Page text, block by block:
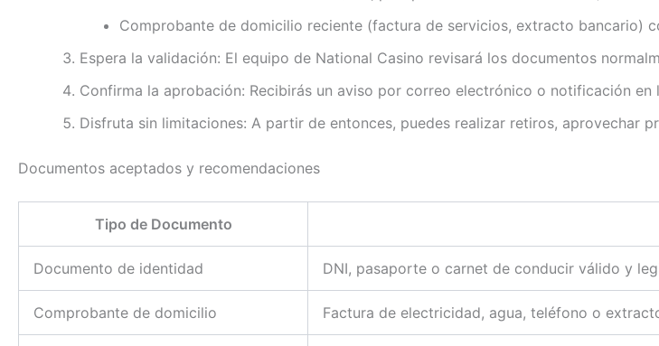
Comprobante de domicilio reciente (factura de servicios, extracto bancario)
Espera la validación: El equipo de National Casino revisará los documentos
Confirma la aprobación: Recibirás un aviso por correo electrónico o notificación
Disfruta sin limitaciones: A partir de entonces, puedes realizar retiros, aprovechar
Documentos aceptados y recomendaciones
Tipo de Documento
Documento de identidad DNI, pasaporte o carnet de conducir válido y
Comprobante de domicilio Factura de electricidad, agua, teléfono o